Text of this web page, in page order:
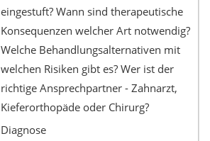
eingestuft? Wann sind therapeutische
Konsequenzen welcher Art notwendig?
Welche Behandlungsalternativen mit
welchen Risiken gibt es? Wer ist der
richtige Ansprechpartner - Zahnarzt,
Kieferorthopäde oder Chirurg?
Diagnose